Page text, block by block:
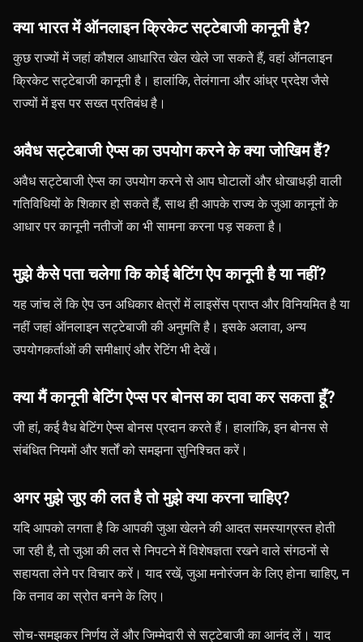
क्या भारत में ऑनलाइन क्रिकेट सट्टेबाजी कानूनी है?
कुछ राज्यों में जहां कौशल आधारित खेल खेले जा सकते हैं, वहां ऑनलाइन
क्रिकेट सट्टेबाजी कानूनी है। हालांकि, तेलंगाना और आंध्र प्रदेश जैसे
राज्यों में इस पर सख्त प्रतिबंध है।
अवैध सट्टेबाजी ऐप्स का उपयोग करने के क्या जोखिम हैं?
अवैध सट्टेबाजी ऐप्स का उपयोग करने से आप घोटालों और धोखाधड़ी वाली
गतिविधियों के शिकार हो सकते हैं, साथ ही आपके राज्य के जुआ कानूनों के
आधार पर कानूनी नतीजों का भी सामना करना पड़ सकता है।
मुझे कैसे पता चलेगा कि कोई बेटिंग ऐप कानूनी है या नहीं?
यह जांच लें कि ऐप उन अधिकार क्षेत्रों में लाइसेंस प्राप्त और विनियमित है या
नहीं जहां ऑनलाइन सट्टेबाजी की अनुमति है। इसके अलावा, अन्य
उपयोगकर्ताओं की समीक्षाएं और रेटिंग भी देखें।
क्या मैं कानूनी बेटिंग ऐप्स पर बोनस का दावा कर सकता हूँ?
जी हां, कई वैध बेटिंग ऐप्स बोनस प्रदान करते हैं। हालांकि, इन बोनस से
संबंधित नियमों और शर्तों को समझना सुनिश्चित करें।
अगर मुझे जुए की लत है तो मुझे क्या करना चाहिए?
यदि आपको लगता है कि आपकी जुआ खेलने की आदत समस्याग्रस्त होती
जा रही है, तो जुआ की लत से निपटने में विशेषज्ञता रखने वाले संगठनों से
सहायता लेने पर विचार करें। याद रखें, जुआ मनोरंजन के लिए होना चाहिए, न
कि तनाव का स्रोत बनने के लिए।
सोच-समझकर निर्णय लें और जिम्मेदारी से सट्टेबाजी का आनंद लें। याद